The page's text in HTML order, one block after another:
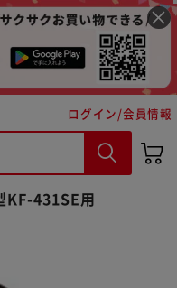
ログイン/会員情報
KF-431SE用
購入手続きへ